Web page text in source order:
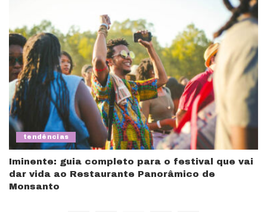
tendências
Iminente: guia completo para o festival que vai
dar vida ao Restaurante Panorâmico de
Monsanto